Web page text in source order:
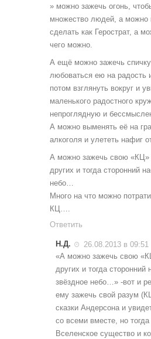
» можно зажечь огонь,
множество людей, а можно
сделать как Герострат, а
чего можно.
А ещё можно зажечь
любоваться ею на радость
потом взглянуть вокруг и
маленького радостного
непроглядную и
А можно выменять её на
алкоголя и улететь нафиг
А можно зажечь свою «КЦ»
других и тогда сторонний
небо…
Много на что можно
КЦ….
Ответить
Н.Д.
26.08.2013 в 09:51
«А можно зажечь свою
других и тогда
звёздное небо…» -вот и
ему зажечь свой разум
сказки Андерсона и
со всеми вместе, но
Вселенское существо и